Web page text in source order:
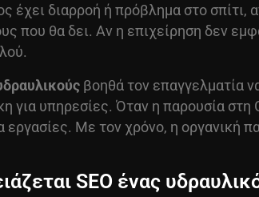
έχει διαρροή ή πρόβλημα στο σπίτι,
που θα δει. Αν η επιχείρηση δεν
βοηθά τον επαγγελματία
για υπηρεσίες. Όταν η παρουσία
εργασίες. Με τον χρόνο, η οργανική
SEO ένας